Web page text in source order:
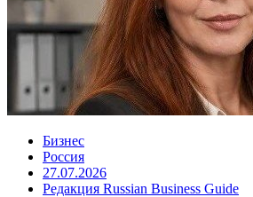
Бизнес
Россия
27.07.2026
Редакция Russian Business Guide